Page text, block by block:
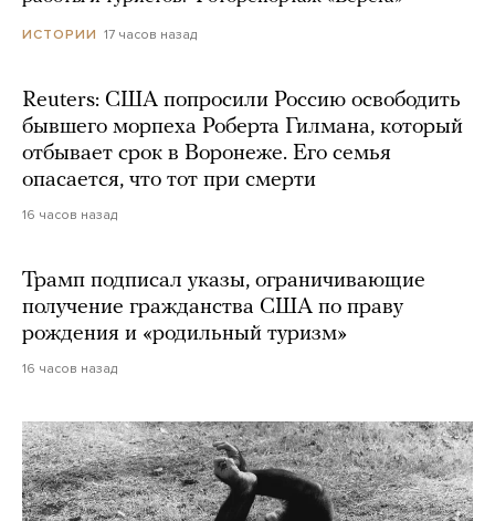
ИСТОРИИ 17 часов назад
Reuters: США попросили Россию освободить
бывшего морпеха Роберта Гилмана, который
отбывает срок в Воронеже. Его семья
опасается, что тот при смерти
16 часов назад
Трамп подписал указы, ограничивающие
получение гражданства США по праву
рождения и «родильный туризм»
16 часов назад